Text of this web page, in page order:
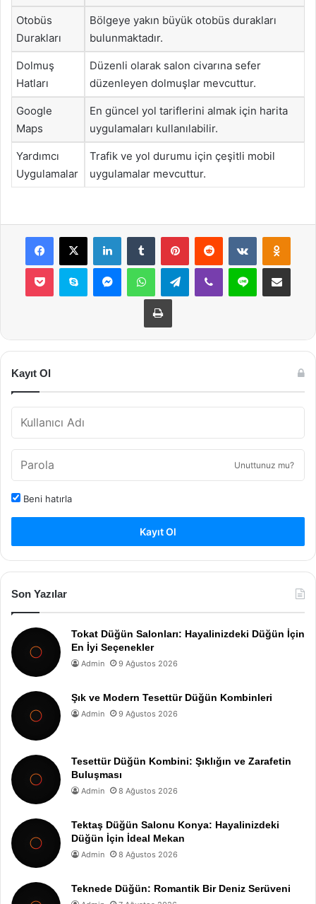
Otobüs
Durakları
Bölgeye yakın büyük otobüs durakları
bulunmaktadır.
Dolmuş
Hatları
Düzenli olarak salon civarına sefer
düzenleyen dolmuşlar mevcuttur.
Google
Maps
En güncel yol tariflerini almak için harita
uygulamaları kullanılabilir.
Yardımcı
Uygulamalar
Trafik ve yol durumu için çeşitli mobil
uygulamalar mevcuttur.
Facebook
X LinkedInTumblr PinterestReddit VKontakte
Pocket Skype MessengerWhatsAppTelegramViber Line E-Posta ile
Yazdır
Kayıt Ol
Unuttunuz mu?
Beni hatırla
Kayıt Ol
Son Yazılar
Tokat Düğün Salonları: Hayalinizdeki Düğün İçin
En İyi Seçenekler
Admin 9 Ağustos 2026
Şık ve Modern Tesettür Düğün Kombinleri
Admin 9 Ağustos 2026
Tesettür Düğün Kombini: Şıklığın ve Zarafetin
Buluşması
Admin 8 Ağustos 2026
Tektaş Düğün Salonu Konya: Hayalinizdeki
Düğün İçin İdeal Mekan
Admin 8 Ağustos 2026
Teknede Düğün: Romantik Bir Deniz Serüveni